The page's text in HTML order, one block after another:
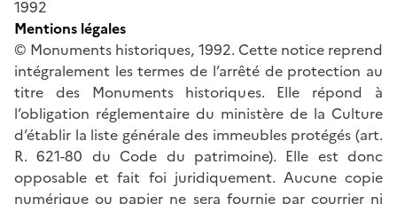
1992
Mentions légales
© Monuments historiques, 1992. Cette notice reprend
intégralement les termes de l’arrêté de protection au
titre des Monuments historiques. Elle répond à
l’obligation réglementaire du ministère de la Culture
d’établir la liste générale des immeubles protégés (art.
R. 621-80 du Code du patrimoine). Elle est donc
opposable et fait foi juridiquement. Aucune copie
numérique ou papier ne sera fournie par courrier ni